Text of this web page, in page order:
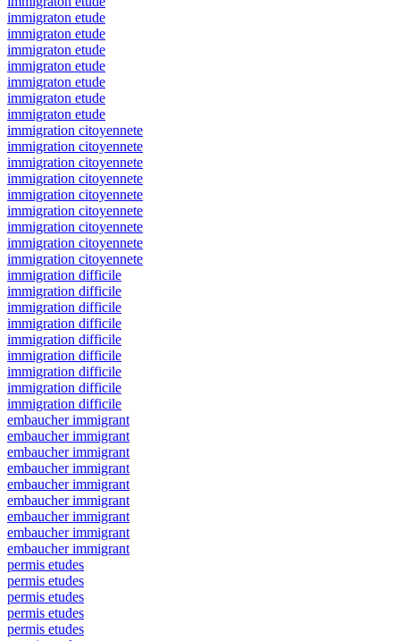
immigraton etude
immigraton etude
immigraton etude
immigraton etude
immigraton etude
immigraton etude
immigraton etude
immigration citoyennete
immigration citoyennete
immigration citoyennete
immigration citoyennete
immigration citoyennete
immigration citoyennete
immigration citoyennete
immigration citoyennete
immigration citoyennete
immigration difficile
immigration difficile
immigration difficile
immigration difficile
immigration difficile
immigration difficile
immigration difficile
immigration difficile
immigration difficile
embaucher immigrant
embaucher immigrant
embaucher immigrant
embaucher immigrant
embaucher immigrant
embaucher immigrant
embaucher immigrant
embaucher immigrant
embaucher immigrant
permis etudes
permis etudes
permis etudes
permis etudes
permis etudes